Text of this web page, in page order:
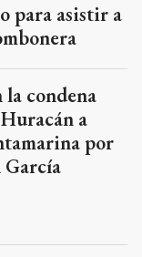
para asistir a
condena
a
por
García